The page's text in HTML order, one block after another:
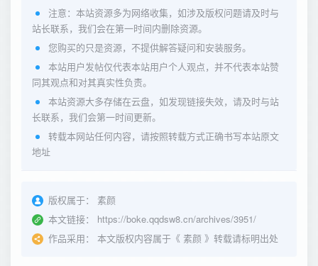
注意：本站资源多为网络收集，如涉及版权问题请及时与
站长联系，我们会在第一时间内删除资源。
您购买的只是资源，不提供解答疑问和安装服务。
本站用户发帖仅代表本站用户个人观点，并不代表本站赞
同其观点和对其真实性负责。
本站资源大多存储在云盘，如发现链接失效，请及时与站
长联系，我们会第一时间更新。
转载本网站任何内容，请按照转载方式正确书写本站原文
地址
版权属于：
素颜
本文链接：
https://boke.qqdsw8.cn/archives/3951/
作品采用：
本文版权内容属于《 素颜 》转载请标明出处